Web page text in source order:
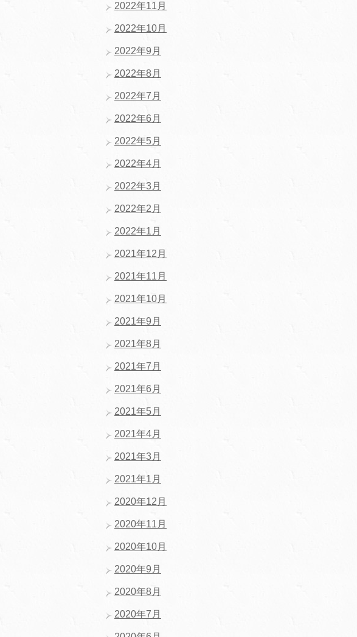
2022年11月
2022年10月
2022年9月
2022年8月
2022年7月
2022年6月
2022年5月
2022年4月
2022年3月
2022年2月
2022年1月
2021年12月
2021年11月
2021年10月
2021年9月
2021年8月
2021年7月
2021年6月
2021年5月
2021年4月
2021年3月
2021年1月
2020年12月
2020年11月
2020年10月
2020年9月
2020年8月
2020年7月